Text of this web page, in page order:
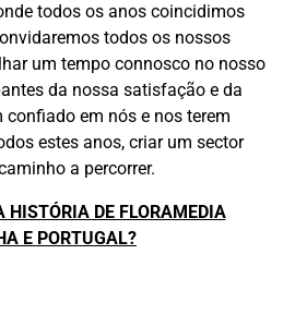
todos os anos coincidimos
todos os nossos
um tempo connosco no nosso
da nossa satisfação e da
em nós e nos terem
estes anos, criar um sector
a percorrer.
HISTÓRIA DE FLORAMEDIA
E PORTUGAL?